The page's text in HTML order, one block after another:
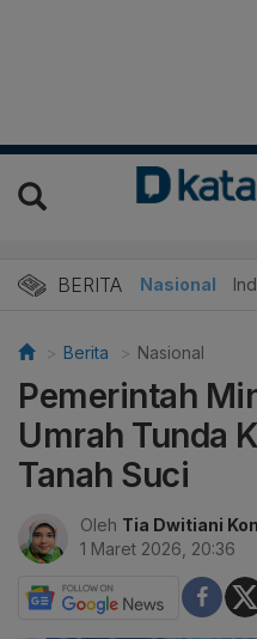
BERITA Nasional
Berita Nasional
Pemerintah
Umrah Tunda
Tanah Suci
Oleh Tia Dwitiani
1 Maret 2026, 20:36